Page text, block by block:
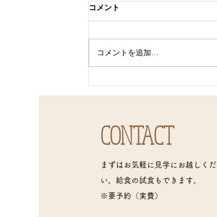
園内研修を行いました。
コメント
コメントを追加…
CONTACT
まずはお気軽に見学にお越しく
い。給食の試食もできます。
※要予約（実費）